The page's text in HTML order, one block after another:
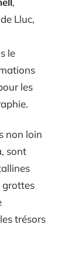
Lluc,
le
les
non loin
sont
grottes
trésors